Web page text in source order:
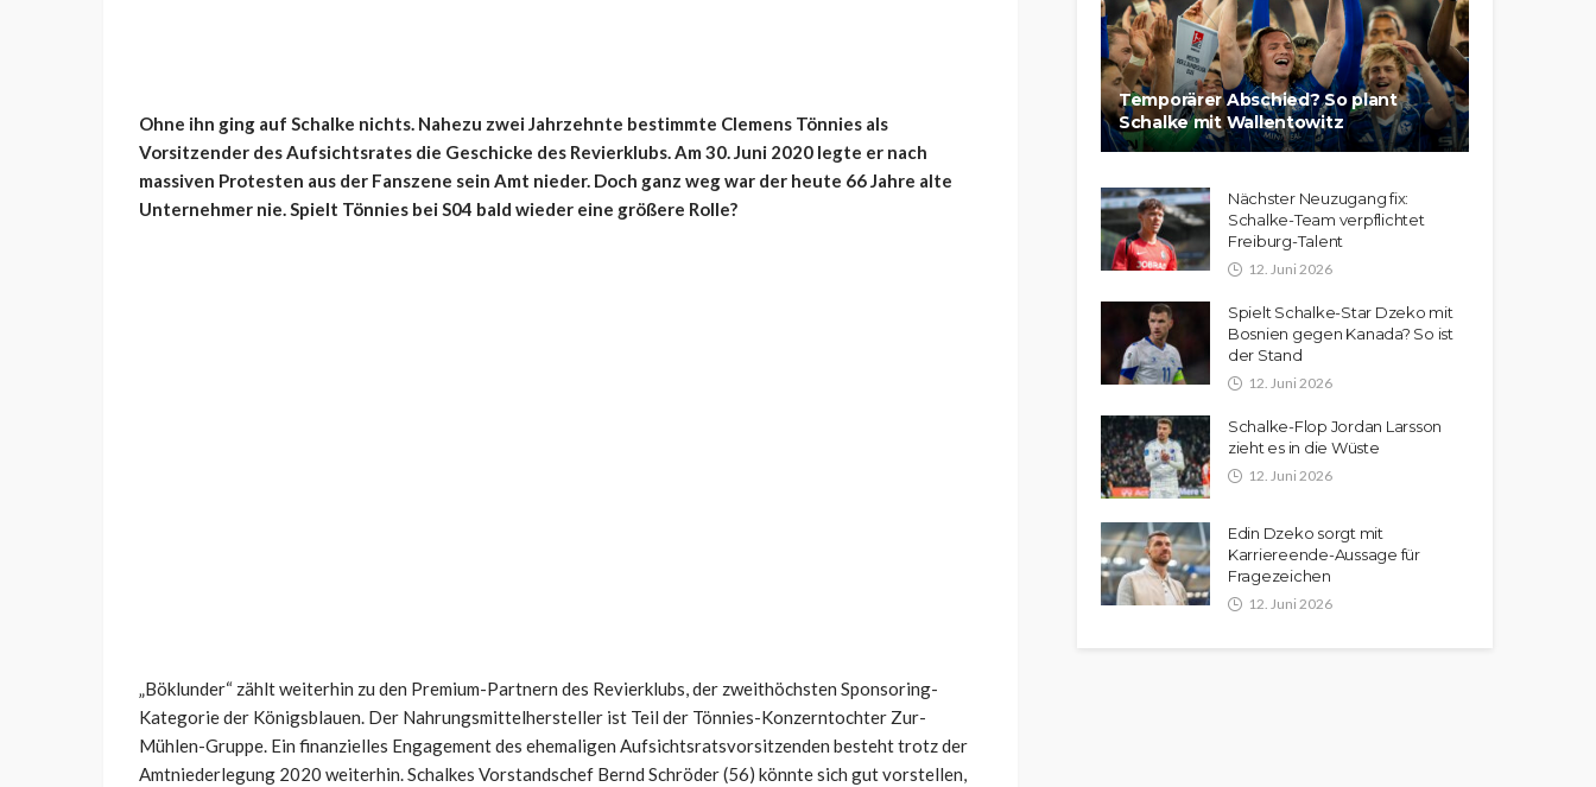
Ohne ihn ging auf Schalke nichts. Nahezu zwei Jahrzehnte bestimmte Clemens Tönnies als
Vorsitzender des Aufsichtsrates die Geschicke des Revierklubs. Am 30. Juni 2020 legte er nach
massiven Protesten aus der Fanszene sein Amt nieder. Doch ganz weg war der heute 66 Jahre alte
Unternehmer nie. Spielt Tönnies bei S04 bald wieder eine größere Rolle?
„Böklunder“ zählt weiterhin zu den Premium-Partnern des Revierklubs, der zweithöchsten Sponsoring-
Kategorie der Königsblauen. Der Nahrungsmittelhersteller ist Teil der Tönnies-Konzerntochter Zur-
Mühlen-Gruppe. Ein finanzielles Engagement des ehemaligen Aufsichtsratsvorsitzenden besteht trotz der
Amtniederlegung 2020 weiterhin. Schalkes Vorstandschef Bernd Schröder (56) könnte sich gut vorstellen,
Temporärer Abschied? So plant
Schalke mit Wallentowitz
Nächster Neuzugang fix:
Schalke-Team verpflichtet
Freiburg-Talent
12. Juni 2026
Spielt Schalke-Star Dzeko mit
Bosnien gegen Kanada? So ist
der Stand
12. Juni 2026
Schalke-Flop Jordan Larsson
zieht es in die Wüste
12. Juni 2026
Edin Dzeko sorgt mit
Karriereende-Aussage für
Fragezeichen
12. Juni 2026